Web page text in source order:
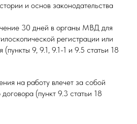
и основ законодательства
30 дней в органы МВД для
регистрации или
(пункты 9, 9.1, 9.1-1 и 9.5 статьи 18
на работу влечет за собой
(пункт 9.3 статьи 18